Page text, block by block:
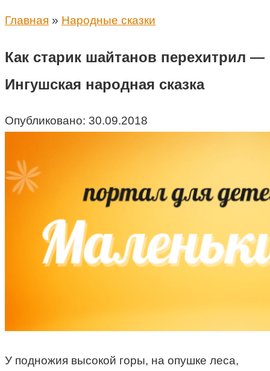
Главная » Народные сказки
Как старик шайтанов перехитрил —
Ингушская народная сказка
Опубликовано: 30.09.2018
У подножия высокой горы, на опушке леса,